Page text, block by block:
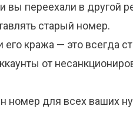
вы переехали в другой
старый номер.
его кража — это всегда
от
номер для всех ваших